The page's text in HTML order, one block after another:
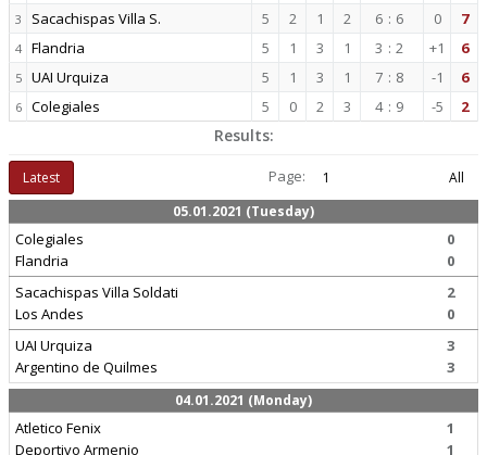
3 Sacachispas Villa S. 5 2 1 2 6 : 6 0 7
4 Flandria 5 1 3 1 3 : 2 +1 6
5 UAI Urquiza 5 1 3 1 7 : 8 -1 6
6 Colegiales 5 0 2 3 4 : 9 -5 2
Results:
Latest Page: 1
All
05.01.2021 (Tuesday)
Colegiales
Flandria
0
0
Sacachispas Villa Soldati
Los Andes
2
0
UAI Urquiza
Argentino de Quilmes
3
3
04.01.2021 (Monday)
Atletico Fenix
Deportivo Armenio
1
1